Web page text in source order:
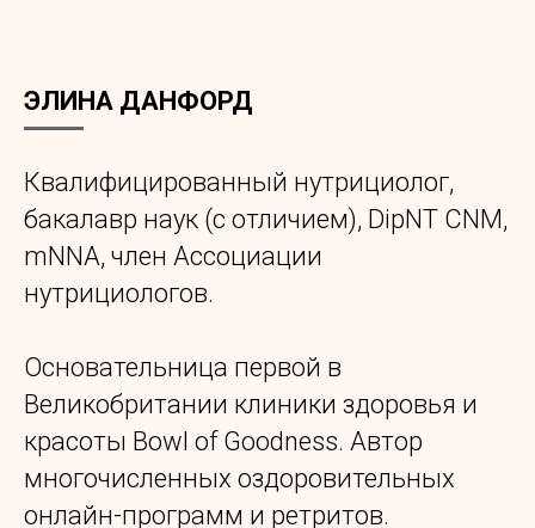
ЭЛИНА ДАНФОРД
Квалифицированный нутрициолог,
бакалавр наук (с отличием), DipNT CNM,
mNNA, член Ассоциации
нутрициологов.
Основательница первой в
Великобритании клиники здоровья и
красоты Bowl of Goodness. Автор
многочисленных оздоровительных
онлайн-программ и ретритов.